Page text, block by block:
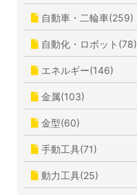
自動車・二輪車(259)
自動化・ロボット(78)
エネルギー(146)
金属(103)
金型(60)
手動工具(71)
動力工具(25)